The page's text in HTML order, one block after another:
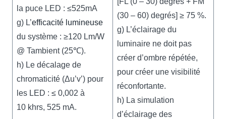
la puce LED : ≤525mA
g) L’efficacité lumineuse
du système : ≥120 Lm/W
@ Tambient (25℃).
h) Le décalage de
chromaticité (Δu’v’) pour
les LED : ≤ 0,002 à
10 khrs, 525 mA.
(30 – 60) degrés] ≥ 75 %.
g) L’éclairage du
luminaire ne doit pas
créer d’ombre répétée,
pour créer une visibilité
réconfortante.
h) La simulation
d’éclairage des